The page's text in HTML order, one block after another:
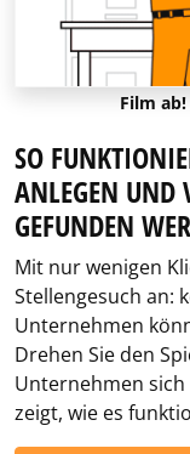
Film
SO
ANLEGEN UND
GEFUNDEN
Mit nur wenigen
Stellengesuch an:
Unternehmen
Drehen Sie den
Unternehmen
zeigt, wie es